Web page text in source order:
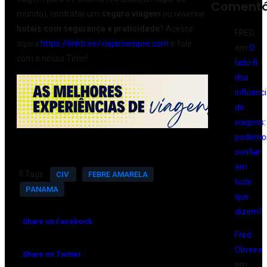
mundo), contratar um seguro viagem ou reservar
hotéis com segurança e praticidade ? Acesse
agora https://linktr.ee/viajarsempre.com e fale
com o nosso Time!
🔖Tags: CIV
FEBRE AMARELA
PANAMA
Share on Facebook
Share on Twitter
FRED
em O
lado B
dos
de
viagens:
confiar
em
tudo
que
dizem?
Fred
Oliveira
em